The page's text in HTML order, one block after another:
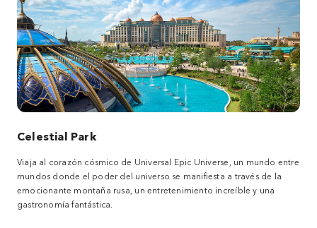
Celestial Park
Viaja al corazón cósmico de Universal Epic Universe, un mundo entre
mundos donde el poder del universo se manifiesta a través de la
emocionante montaña rusa, un entretenimiento increíble y una
gastronomía fantástica.